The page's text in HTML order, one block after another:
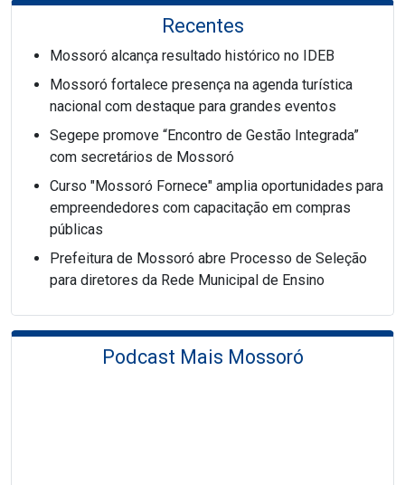
Recentes
Mossoró alcança resultado histórico no IDEB
Mossoró fortalece presença na agenda turística
nacional com destaque para grandes eventos
Segepe promove “Encontro de Gestão Integrada”
com secretários de Mossoró
Curso "Mossoró Fornece" amplia oportunidades para
empreendedores com capacitação em compras
públicas
Prefeitura de Mossoró abre Processo de Seleção
para diretores da Rede Municipal de Ensino
Podcast Mais Mossoró